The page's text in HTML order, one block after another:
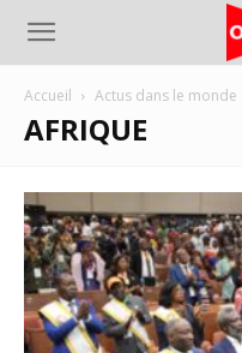
Accueil Actus dans le monde
AFRIQUE